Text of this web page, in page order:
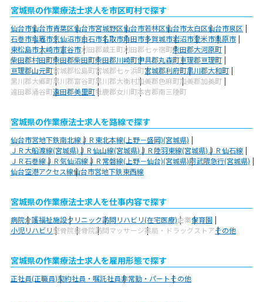
宮城県の作業療法士求人を市区町村で探す
仙台市仙台市青葉区仙台市宮城野区仙台市若林区仙台市太白区仙台市泉区
石巻市塩竈市気仙沼市白石市名取市角田市多賀城市岩沼市登米市栗原市
東松島市大崎市富谷市刈田郡蔵王町刈田郡七ヶ宿町柴田郡大河原町
柴田郡村田町柴田郡柴田町柴田郡川崎町伊具郡丸森町亘理郡亘理町
亘理郡山元町宮城郡松島町宮城郡七ヶ浜町宮城郡利府町黒川郡大和町
黒川郡大郷町黒川郡富谷町黒川郡大衡村加美郡色麻町加美郡加美町
遠田郡涌谷町遠田郡美里町牡鹿郡女川町本吉郡南三陸町
宮城県の作業療法士求人を路線で探す
仙台市営地下鉄南北線ＪＲ東北本線(上野－盛岡)(宮城県)
ＪＲ大船渡線(宮城県)ＪＲ仙山線(宮城県)ＪＲ陸羽東線(宮城県)ＪＲ仙石線
ＪＲ石巻線ＪＲ気仙沼線ＪＲ常磐線(上野－仙台)(宮城県)阿武隈急行(宮城県)
仙台空港アクセス線仙台市営地下鉄東西線
宮城県の作業療法士求人を仕事内容で探す
病院介護福祉施設クリニック訪問リハビリ(在宅医療)企業保育園
小児リハビリ整骨院接骨院訪問マッサージ薬局・ドラッグストアその他
宮城県の作業療法士求人を雇用形態で探す
正社員(正職員)契約社員・嘱託社員非常勤・パートその他